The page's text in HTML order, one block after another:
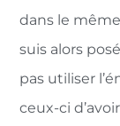
dans le
suis alors
pas utiliser
ceux-ci